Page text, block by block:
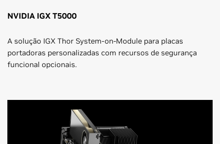
NVIDIA IGX T5000
A solução IGX Thor System-on-Module para placas
portadoras personalizadas com recursos de segurança
funcional opcionais.